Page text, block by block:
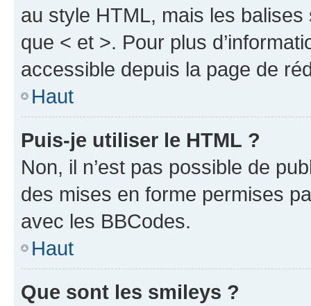
au style HTML, mais les
que < et >. Pour plus
accessible depuis la page de
Haut
Puis-je utiliser le HTML ?
Non, il n’est pas possible de
des mises en forme permises
avec les BBCodes.
Haut
Que sont les smileys ?